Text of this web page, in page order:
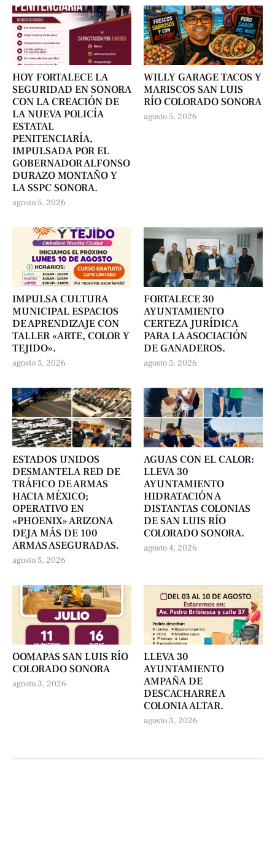
HOY FORTALECE LA
SEGURIDAD EN SONORA
CON LA CREACIÓN DE
LA NUEVA POLICÍA
ESTATAL
PENITENCIARÍA,
IMPULSADA POR EL
GOBERNADOR ALFONSO
DURAZO MONTAÑO Y
LA SSPC SONORA.
agosto 5, 2026
WILLY GARAGE TACOS Y
MARISCOS SAN LUIS
RÍO COLORADO SONORA
agosto 5, 2026
IMPULSA CULTURA
MUNICIPAL ESPACIOS
DE APRENDIZAJE CON
TALLER «ARTE, COLOR Y
TEJIDO».
agosto 5, 2026
FORTALECE 30
AYUNTAMIENTO
CERTEZA JURÍDICA
PARA LA ASOCIACIÓN
DE GANADEROS.
agosto 5, 2026
ESTADOS UNIDOS
DESMANTELA RED DE
TRÁFICO DE ARMAS
HACIA MÉXICO;
OPERATIVO EN
«PHOENIX» ARIZONA
DEJA MÁS DE 100
ARMAS ASEGURADAS.
agosto 5, 2026
AGUAS CON EL CALOR:
LLEVA 30
AYUNTAMIENTO
HIDRATACIÓN A
DISTANTAS COLONIAS
DE SAN LUIS RÍO
COLORADO SONORA.
agosto 4, 2026
OOMAPAS SAN LUIS RÍO
COLORADO SONORA
agosto 3, 2026
LLEVA 30
AYUNTAMIENTO
AMPAÑA DE
DESCACHARRE A
COLONIA ALTAR.
agosto 3, 2026